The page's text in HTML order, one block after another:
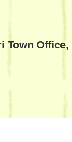
Town Office,